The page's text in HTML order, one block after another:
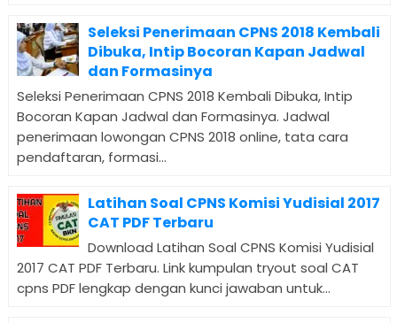
Seleksi Penerimaan CPNS 2018 Kembali
Dibuka, Intip Bocoran Kapan Jadwal
dan Formasinya
Seleksi Penerimaan CPNS 2018 Kembali Dibuka, Intip
Bocoran Kapan Jadwal dan Formasinya. Jadwal
penerimaan lowongan CPNS 2018 online, tata cara
pendaftaran, formasi...
Latihan Soal CPNS Komisi Yudisial 2017
CAT PDF Terbaru
Download Latihan Soal CPNS Komisi Yudisial
2017 CAT PDF Terbaru. Link kumpulan tryout soal CAT
cpns PDF lengkap dengan kunci jawaban untuk...